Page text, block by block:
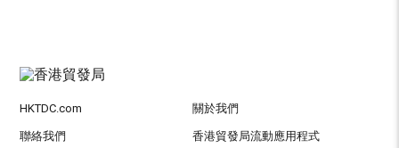
HKTDC.com 關於我們
聯絡我們 香港貿發局流動應用程式